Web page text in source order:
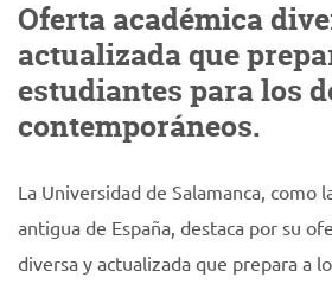
Oferta académica
actualizada que
estudiantes para los
contemporáneos.
La Universidad de Salamanca, como
antigua de España, destaca por su
diversa y actualizada que prepara a